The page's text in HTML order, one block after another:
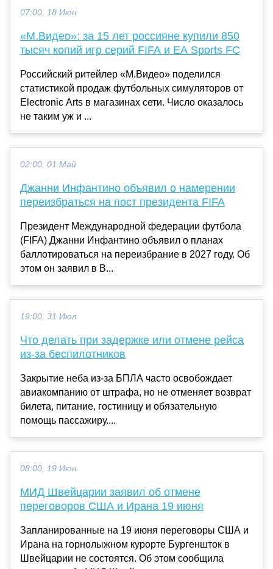
07:00, 18 Июн
«М.Видео»: за 15 лет россияне купили 850
тысяч копий игр серий FIFA и EA Sports FC
Российский ритейлер «М.Видео» поделился
статистикой продаж футбольных симуляторов от
Electronic Arts в магазинах сети. Число оказалось
не таким уж и ...
02:00, 01 Май
Джанни Инфантино объявил о намерении
переизбраться на пост президента FIFA
Президент Международной федерации футбола
(FIFA) Джанни Инфантино объявил о планах
баллотироваться на переизбрание в 2027 году. Об
этом он заявил в В...
19:00, 31 Июл
Что делать при задержке или отмене рейса
из-за беспилотников
Закрытие неба из-за БПЛА часто освобождает
авиакомпанию от штрафа, но не отменяет возврат
билета, питание, гостиницу и обязательную
помощь пассажиру....
08:00, 19 Июн
МИД Швейцарии заявил об отмене
переговоров США и Ирана 19 июня
Запланированные на 19 июня переговоры США и
Ирана на горнолыжном курорте Бургеншток в
Швейцарии не состоятся. Об этом сообщила